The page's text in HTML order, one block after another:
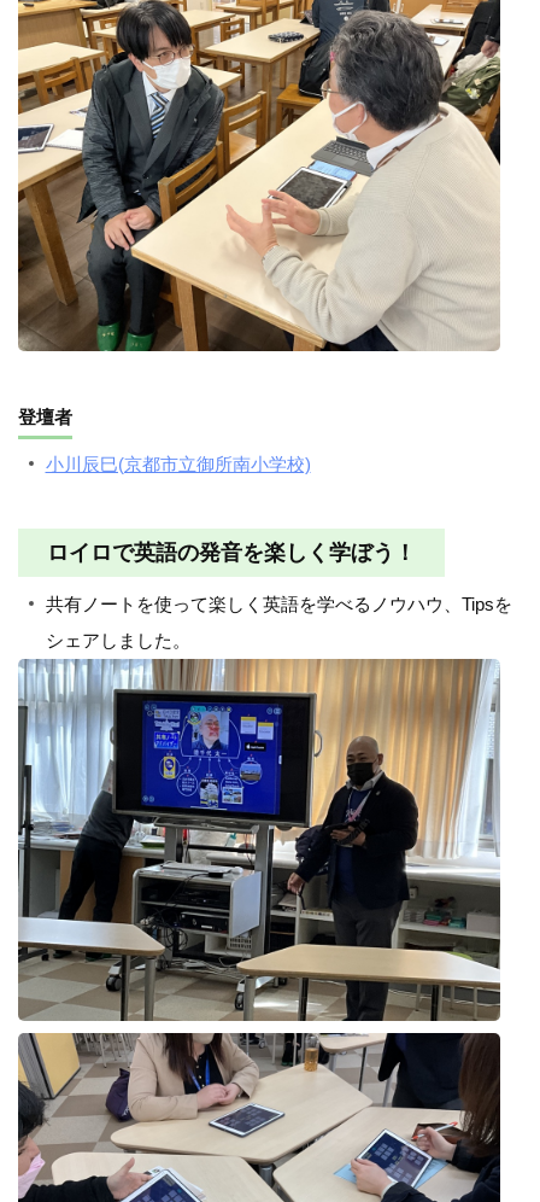
登壇者
小川辰巳(京都市立御所南小学校)
ロイロで英語の発音を楽しく学ぼう！
共有ノートを使って楽しく英語を学べるノウハウ、Tipsを
シェアしました。